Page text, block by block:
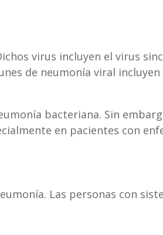
virus incluyen el virus
de neumonía viral incluyen
bacteriana. Sin
en pacientes con
Las personas con